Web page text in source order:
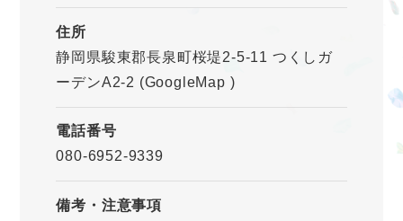
住所
静岡県駿東郡長泉町桜堤2-5-11 つくしガ
ーデンA2-2 (GoogleMap )
電話番号
080-6952-9339
備考・注意事項